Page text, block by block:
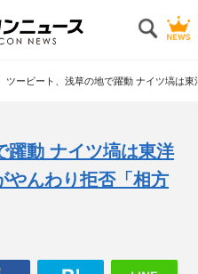
ツービート、浅草の地で躍動 ナイツ塙は
躍動 ナイツ塙は東洋
やんわり拒否「相方